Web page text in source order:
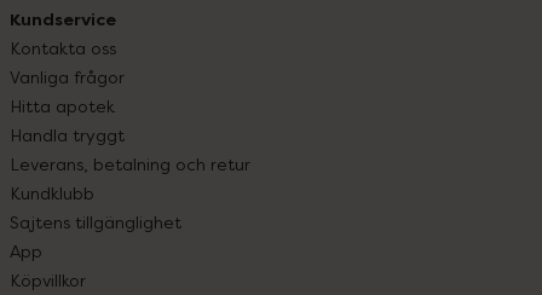
Kundservice
Kontakta oss
Vanliga frågor
Hitta apotek
Handla tryggt
Leverans, betalning och retur
Kundklubb
Sajtens tillgänglighet
App
Köpvillkor